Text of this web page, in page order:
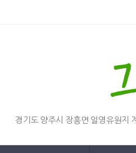
경기도 양주시 장흥면 일영유원지